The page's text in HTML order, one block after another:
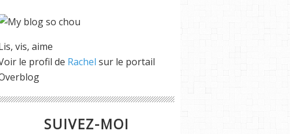
vis, aime
le profil de Rachel sur le portail
SUIVEZ-MOI